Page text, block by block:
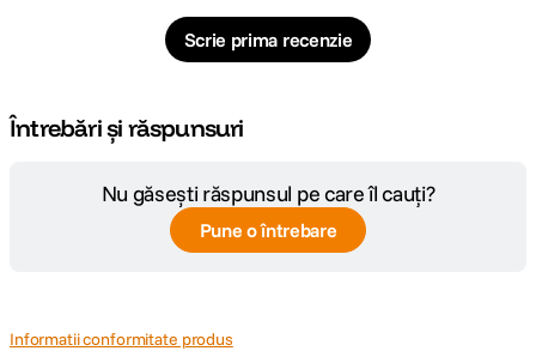
Scrie prima recenzie
Întrebări și răspunsuri
Nu găsești răspunsul pe care îl cauți?
Pune o întrebare
Informatii conformitate produs